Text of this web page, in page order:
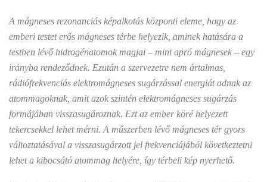
A mágneses rezonanciás képalkotás központi eleme, hogy az
emberi testet erős mágneses térbe helyezik, aminek hatására a
testben lévő hidrogénatomok magjai – mint apró mágnesek – egy
irányba rendeződnek. Ezután a szervezetre nem ártalmas,
rádiófrekvenciás elektromágneses sugárzással energiát adnak az
atommagoknak, amit azok szintén elektromágneses sugárzás
formájában visszasugároznak. Ezt az ember köré helyezett
tekercsekkel lehet mérni. A műszerben lévő mágneses tér gyors
változtatásával a visszasugárzott jel frekvenciájából következtetni
lehet a kibocsátó atommag helyére, így térbeli kép nyerhető.